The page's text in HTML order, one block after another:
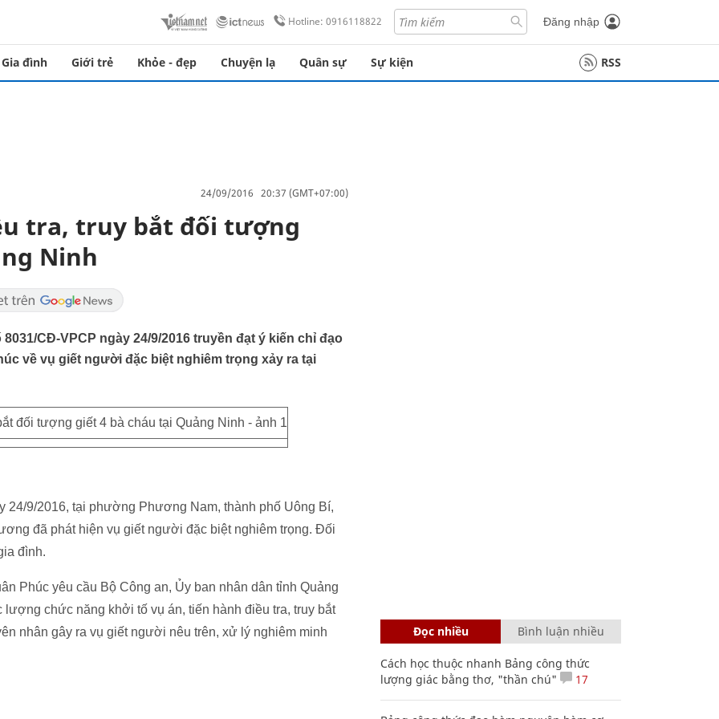
Hotline: 0916118822 Đăng nhập
Gia đình Giới trẻ Khỏe - đẹp Chuyện lạ Quân sự Sự kiện RSS
24/09/2016 20:37 (GMT+07:00)
tra, truy bắt đối tượng
Ninh
CĐ-VPCP ngày 24/9/2016 truyền đạt ý kiến chỉ đạo
về vụ giết người đặc biệt nghiêm trọng xảy ra tại
24/9/2016, tại phường Phương Nam, thành phố Uông Bí,
đã phát hiện vụ giết người đặc biệt nghiêm trọng. Đối
đình.
Phúc yêu cầu Bộ Công an, Ủy ban nhân dân tỉnh Quảng
chức năng khởi tố vụ án, tiến hành điều tra, truy bắt
nhân gây ra vụ giết người nêu trên, xử lý nghiêm minh
Đọc nhiều Bình luận nhiều
Cách học thuộc nhanh Bảng công thức
lượng giác bằng thơ, "thần chú"
17